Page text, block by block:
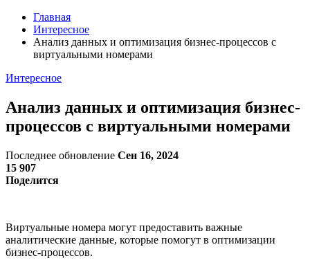
Главная
Интересное
Анализ данных и оптимизация бизнес-процессов с
виртуальными номерами
Интересное
Анализ данных и оптимизация бизнес-
процессов с виртуальными номерами
Последнее обновление Сен 16, 2024
15 907
Поделится
Виртуальные номера могут предоставить важные
аналитические данные, которые помогут в оптимизации
бизнес-процессов.